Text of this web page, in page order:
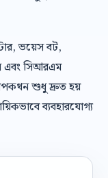
ভয়েস বট,
এবং সিআরএম
শুধু দ্রুত হয়
ব্যবহারযোগ্য